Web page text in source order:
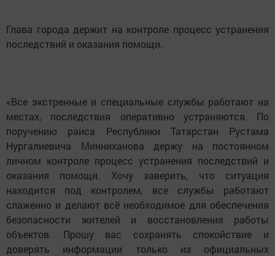
Глава города держит на контроле процесс устранения
последствий и оказания помощи.
«Все экстренные и специальные службы работают на
местах, последствия оперативно устраняются. По
поручению раиса Республики Татарстан Рустама
Нургалиевича Минниханова держу на постоянном
личном контроле процесс устранения последствий и
оказания помощи. Хочу заверить, что ситуация
находится под контролем, все службы работают
слаженно и делают всё необходимое для обеспечения
безопасности жителей и восстановления работы
объектов. Прошу вас сохранять спокойствие и
доверять информации только из официальных